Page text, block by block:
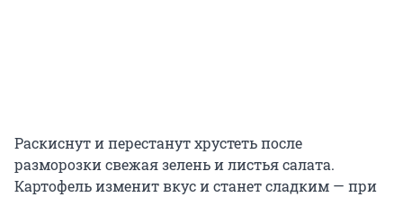
Раскиснут и перестанут хрустеть после
разморозки свежая зелень и листья салата.
Картофель изменит вкус и станет сладким — при